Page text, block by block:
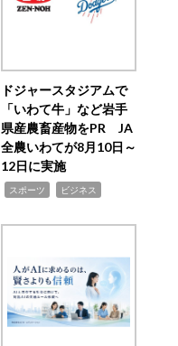
ドジャースタジアムで
「いわて牛」など岩手
県産農畜産物をPR JA
全農いわてが8月10日～
12日に実施
スポーツ ビジネス